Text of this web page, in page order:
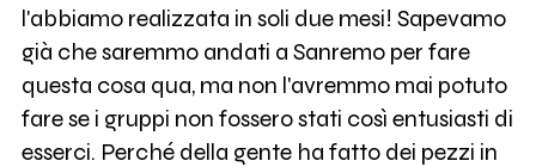
l'abbiamo realizzata in soli due mesi! Sapevamo
già che saremmo andati a Sanremo per fare
questa cosa qua, ma non l'avremmo mai potuto
fare se i gruppi non fossero stati così entusiasti di
esserci. Perché della gente ha fatto dei pezzi in